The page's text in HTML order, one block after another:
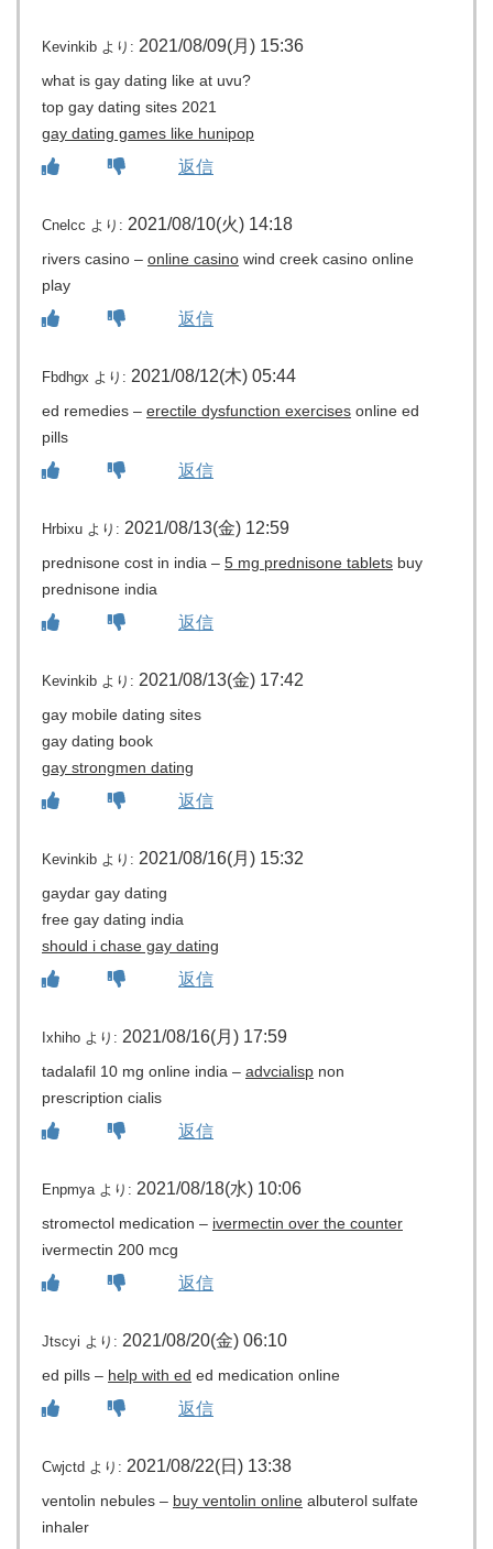
Kevinkib より: 2021/08/09(月) 15:36
what is gay dating like at uvu?
top gay dating sites 2021
gay dating games like hunipop
返信
Cnelcc より: 2021/08/10(火) 14:18
rivers casino – online casino wind creek casino online
play
返信
Fbdhgx より: 2021/08/12(木) 05:44
ed remedies – erectile dysfunction exercises online ed
pills
返信
Hrbixu より: 2021/08/13(金) 12:59
prednisone cost in india – 5 mg prednisone tablets buy
prednisone india
返信
Kevinkib より: 2021/08/13(金) 17:42
gay mobile dating sites
gay dating book
gay strongmen dating
返信
Kevinkib より: 2021/08/16(月) 15:32
gaydar gay dating
free gay dating india
should i chase gay dating
返信
Ixhiho より: 2021/08/16(月) 17:59
tadalafil 10 mg online india – advcialisp non
prescription cialis
返信
Enpmya より: 2021/08/18(水) 10:06
stromectol medication – ivermectin over the counter
ivermectin 200 mcg
返信
Jtscyi より: 2021/08/20(金) 06:10
ed pills – help with ed ed medication online
返信
Cwjctd より: 2021/08/22(日) 13:38
ventolin nebules – buy ventolin online albuterol sulfate
inhaler